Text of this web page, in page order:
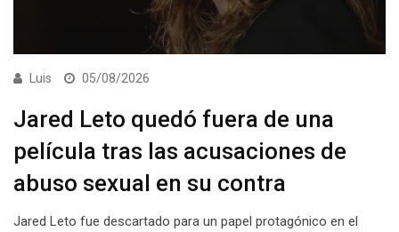
Luis 05/08/2026
Jared Leto quedó fuera de una
película tras las acusaciones de
abuso sexual en su contra
Jared Leto fue descartado para un papel protagónico en el